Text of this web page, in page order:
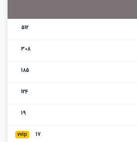
512
308
185
124
19
vvip 17